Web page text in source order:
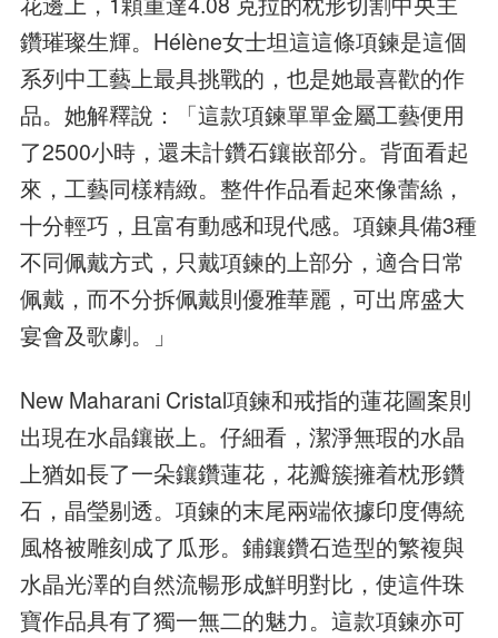
鑽璀璨生輝。Hélène女士坦這這條項鍊是這個
系列中工藝上最具挑戰的，也是她最喜歡的作
品。她解釋說：「這款項鍊單單金屬工藝便用
了2500小時，還未計鑽石鑲嵌部分。背面看起
來，工藝同樣精緻。整件作品看起來像蕾絲，
十分輕巧，且富有動感和現代感。項鍊具備3種
不同佩戴方式，只戴項鍊的上部分，適合日常
佩戴，而不分拆佩戴則優雅華麗，可出席盛大
宴會及歌劇。」
New Maharani Cristal項鍊和戒指的蓮花圖案則
出現在水晶鑲嵌上。仔細看，潔淨無瑕的水晶
上猶如長了一朵鑲鑽蓮花，花瓣簇擁着枕形鑽
石，晶瑩剔透。項鍊的末尾兩端依據印度傳統
風格被雕刻成了瓜形。鋪鑲鑽石造型的繁複與
水晶光澤的自然流暢形成鮮明對比，使這件珠
寶作品具有了獨一無二的魅力。這款項鍊亦可